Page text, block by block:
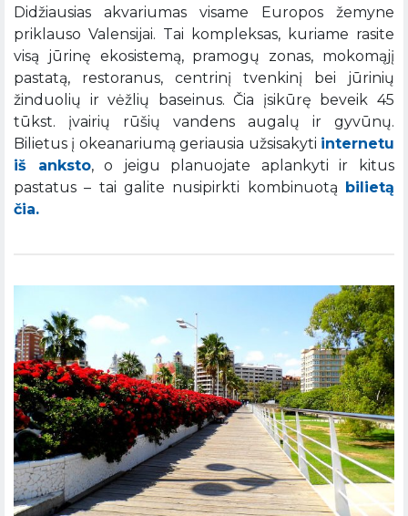
Didžiausias akvariumas visame Europos žemyne
priklauso Valensijai. Tai kompleksas, kuriame rasite
visą jūrinę ekosistemą, pramogų zonas, mokomąjį
pastatą, restoranus, centrinį tvenkinį bei jūrinių
žinduolių ir vėžlių baseinus. Čia įsikūrę beveik 45
tūkst. įvairių rūšių vandens augalų ir gyvūnų.
Bilietus į okeanariumą geriausia užsisakyti internetu
iš anksto, o jeigu planuojate aplankyti ir kitus
pastatus – tai galite nusipirkti kombinuotą bilietą
čia.